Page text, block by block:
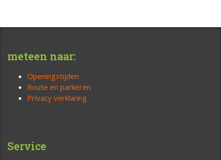
meteen naar:
Openingstijden
Route en parkeren
Privacy verklaring
Service